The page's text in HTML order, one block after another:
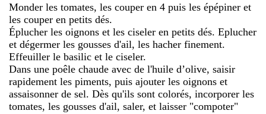
Monder les tomates, les couper en 4 puis les épépiner et
les couper en petits dés.
Éplucher les oignons et les ciseler en petits dés. Eplucher
et dégermer les gousses d'ail, les hacher finement.
Effeuiller le basilic et le ciseler.
Dans une poêle chaude avec de l'huile d’olive, saisir
rapidement les piments, puis ajouter les oignons et
assaisonner de sel. Dès qu'ils sont colorés, incorporer les
tomates, les gousses d'ail, saler, et laisser "compoter"